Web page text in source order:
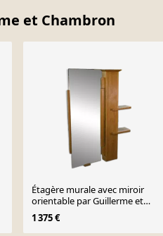
et Chambron
Étagère murale avec miroir
orientable par Guillerme et
Chambron pour Votre Maison
1960’s
1 375 €